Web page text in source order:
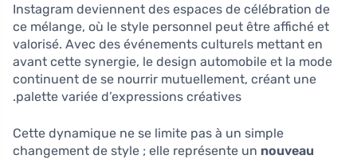
Instagram deviennent des espaces de célébration de
ce mélange, où le style personnel peut être affiché et
valorisé. Avec des événements culturels mettant en
avant cette synergie, le design automobile et la mode
continuent de se nourrir mutuellement, créant une
palette variée d’expressions créatives.
Cette dynamique ne se limite pas à un simple
changement de style ; elle représente un nouveau